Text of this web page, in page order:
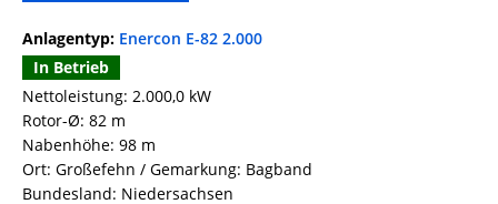
Anlagentyp: Enercon E-82 2.000
In Betrieb
Nettoleistung: 2.000,0 kW
Rotor-Ø: 82 m
Nabenhöhe: 98 m
Ort: Großefehn / Gemarkung: Bagband
Bundesland: Niedersachsen